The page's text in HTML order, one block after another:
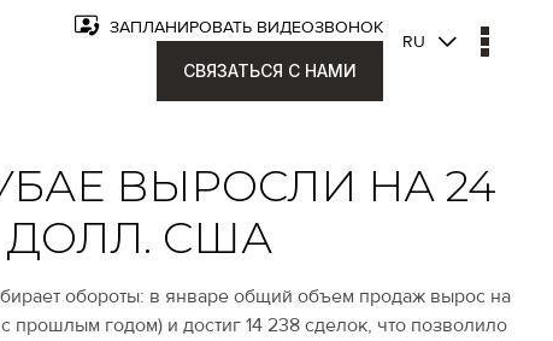
ЗАПЛАНИРОВАТЬ ВИДЕОЗВОНОК
СВЯЗАТЬСЯ С НАМИ
RU
ВЫРОСЛИ НА 24
ДОЛЛ. США
обороты: в январе общий объем продаж вырос на
прошлым годом) и достиг 14 238 сделок, что позволило